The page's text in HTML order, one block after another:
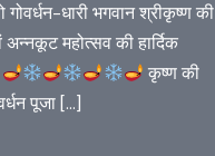
धारी भगवान श्रीकृष्ण की
महोत्सव की हार्दिक
कृष्ण की
पूजा […]